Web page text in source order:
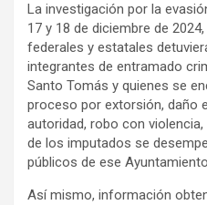
La investigación por la
17 y 18 de diciembre de
federales y estatales
integrantes de entramado
Santo Tomás y quienes se
proceso por extorsión, daño
autoridad, robo con
de los imputados se
públicos de ese
Así mismo, información